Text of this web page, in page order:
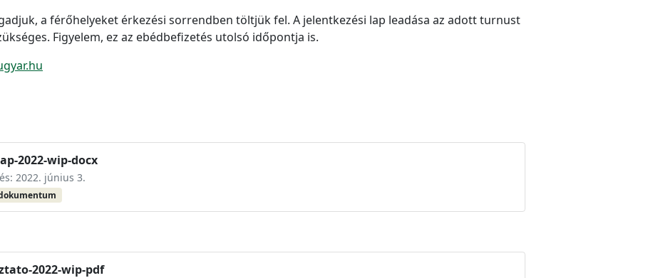
a férőhelyeket érkezési sorrendben töltjük fel. A jelentkezési lap leadása az adott turnust
Figyelem, ez az ebédbefizetés utolsó időpontja is.
2022-wip-docx
2022. június 3.
2022-wip-pdf